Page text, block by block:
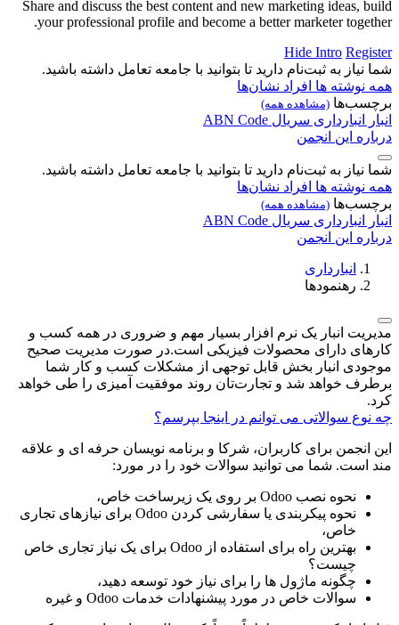
Share and discuss the best content and new marketing ideas, build
your professional profile and become a better marketer together.
Hide Intro Register
شما نیاز به ثبت‌نام دارید تا بتوانید با جامعه تعامل داشته باشید.
همه نوشته ها افراد نشان‌ها
برچسب‌ها (مشاهده همه)
انبار انبارداری سریال ABN Code
درباره این انجمن
شما نیاز به ثبت‌نام دارید تا بتوانید با جامعه تعامل داشته باشید.
همه نوشته ها افراد نشان‌ها
برچسب‌ها (مشاهده همه)
انبار انبارداری سریال ABN Code
درباره این انجمن
انبارداری
رهنمودها
مدیریت انبار یک نرم افزار بسیار مهم و ضروری در همه کسب و
کارهای دارای محصولات فیزیکی است.در صورت مدیریت صحیح
موجودی انبار بخش قابل توجهی از مشکلات کسب و کار شما
برطرف خواهد شد و تجارت‌تان روند موفقیت آمیزی را طی خواهد
کرد.
چه نوع سوالاتی می توانم در اینجا بپرسم؟
این انجمن برای کاربران، شرکا و برنامه نویسان حرفه ای و علاقه
مند است. شما می توانید سوالات خود را در مورد:
نحوه نصب Odoo بر روی یک زیرساخت خاص،
نحوه پیکربندی یا سفارشی کردن Odoo برای نیازهای تجاری
خاص،
بهترین راه برای استفاده از Odoo برای یک نیاز تجاری خاص
چیست؟
چگونه ماژول ها را برای نیاز خود توسعه دهید،
سوالات خاص در مورد پیشنهادات خدمات Odoo و غیره